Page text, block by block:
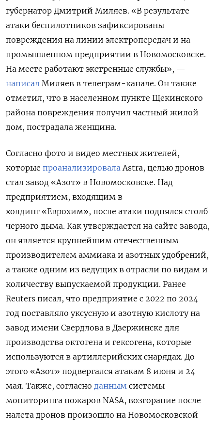
губернатор Дмитрий Миляев. «В результате
атаки беспилотников зафиксированы
повреждения на линии электропередач и на
промышленном предприятии в Новомосковске.
На месте работают экстренные службы», —
написал Миляев в телеграм-канале. Он также
отметил, что в населенном пункте Щекинского
района повреждения получил частный жилой
дом, пострадала женщина.
Согласно фото и видео местных жителей,
которые проанализировалаAstra, целью дронов
стал завод «Азот» в Новомосковске. Над
предприятием, входящим в
холдинг «Еврохим», после атаки поднялся столб
черного дыма. Как утверждается на сайте завода,
он является крупнейшим отечественным
производителем аммиака и азотных удобрений,
а также одним из ведущих в отрасли по видам и
количеству выпускаемой продукции. Ранее
Reuters писал, что предприятие с 2022 по 2024
год поставляло уксусную и азотную кислоту на
завод имени Свердлова в Дзержинске для
производства октогена и гексогена, которые
используются в артиллерийских снарядах. До
этого «Азот» подвергался атакам 8 июня и 24
мая. Также, согласно данным системы
мониторинга пожаров NASA, возгорание после
налета дронов произошло на Новомосковской